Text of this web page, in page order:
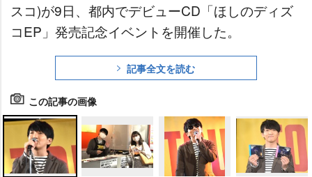
スコ)が9日、都内でデビューCD「ほしのディズ
コEP」発売記念イベントを開催した。
記事全文を読む
この記事の画像